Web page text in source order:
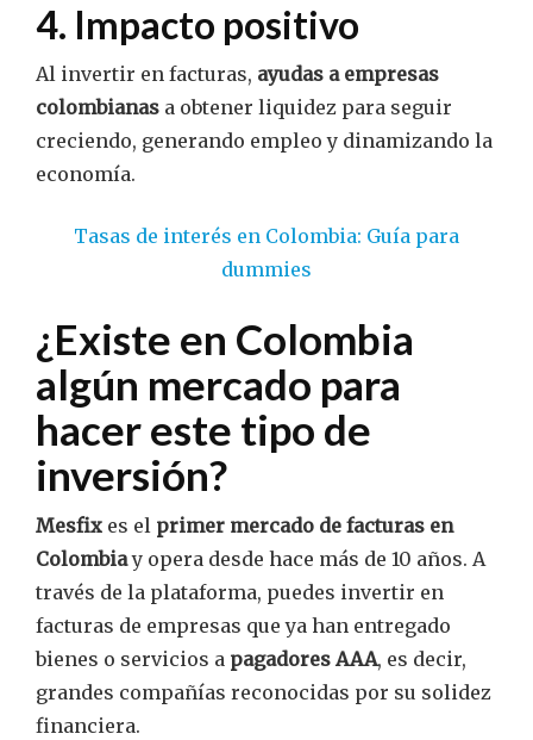
4. Impacto positivo
Al invertir en facturas, ayudas a empresas
colombianas a obtener liquidez para seguir
creciendo, generando empleo y dinamizando la
economía.
Tasas de interés en Colombia: Guía para
dummies
¿Existe en Colombia
algún mercado para
hacer este tipo de
inversión?
Mesfix es el primer mercado de facturas en
Colombiay opera desde hace más de 10 años. A
través de la plataforma, puedes invertir en
facturas de empresas que ya han entregado
bienes o servicios a pagadores AAA, es decir,
grandes compañías reconocidas por su solidez
financiera.